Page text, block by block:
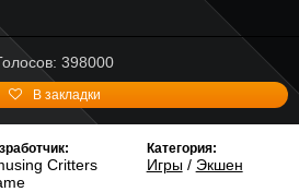
398000
В закладки
Critters
Категория:
Игры/ Экшен